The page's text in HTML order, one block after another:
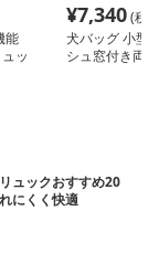
能
ッ
¥7,340(税
犬バッグ 小型
シュ窓付き両
ュックおすすめ20
にくく快適